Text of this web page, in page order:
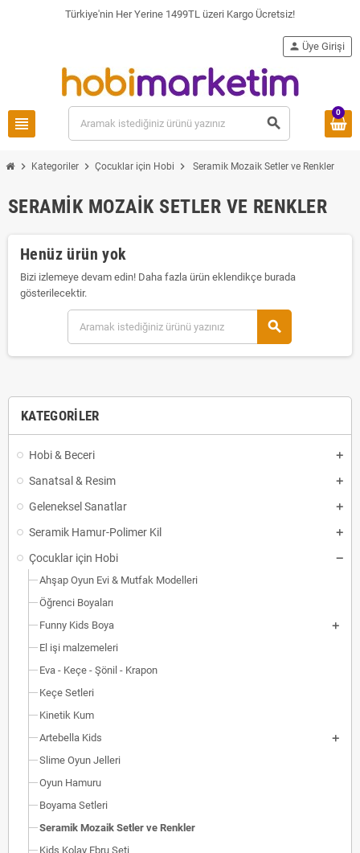
Türkiye'nin Her Yerine 1499TL üzeri Kargo Ücretsiz!
view_headline search
person Üye Girişi
0
chevron_right Kategoriler chevron_right Çocuklar için Hobi chevron_right Seramik Mozaik Setler ve Renkler
KATEGORILER
Hobi & Beceri
Sanatsal & Resim
Geleneksel Sanatlar
Seramik Hamur-Polimer Kil
Çocuklar için Hobi
Ahşap Oyun Evi & Mutfak Modelleri
Öğrenci Boyaları
Funny Kids Boya
El işi malzemeleri
Eva - Keçe - Şönil - Krapon
Keçe Setleri
Kinetik Kum
Artebella Kids
Slime Oyun Jelleri
Oyun Hamuru
Boyama Setleri
Seramik Mozaik Setler ve Renkler
Kids Kolay Ebru Seti
SERAMIK MOZAIK SETLER VE RENKLER
Henüz ürün yok
Bizi izlemeye devam edin! Daha fazla ürün eklendikçe burada
gösterilecektir.
search